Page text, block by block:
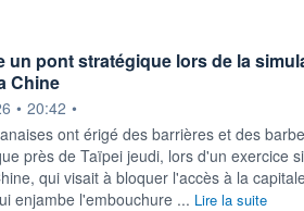
un pont stratégique lors de la
Chine
par
• 20:42 •
ont érigé des barrières et des
près de Taïpei jeudi, lors d'un exercice
qui visait à bloquer l'accès à la
enjambe l'embouchure ... Lire la suite